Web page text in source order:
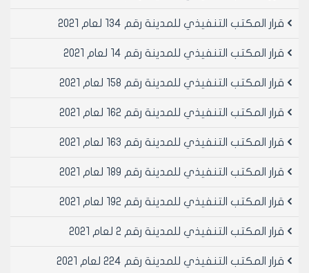
للجمعيات السكنية الواقعة غرب وشمال المحلق وتسعيرة
لتصبح 16000 فقط ستة عشر ألف ليرة سورية.
المنفذة من قبل مؤسسة الإسكان العسكري (منطقة
مادة 3- استناداً للبند رقم /3/ من المادة /13/ للتعليمات
التنفيذية للمرسوم التشريعي رقم /40/ لعام 2012 تحدد
نوع المخالفة التوافق مع نظام البناء عوامل التثقيل
1.مخالفة بناء متوافقة مع نظام البناء المعمول به وقت
(بناء – استكمال بناء...) سكن متوافق 7 5 3
منشآت خدمية متوافق 10 7 5
قرار المكتب التنفيذي للمدينة رقم 134 لعام 2021
قرار المكتب التنفيذي للمدينة رقم 14 لعام 2021
قرار المكتب التنفيذي للمدينة رقم 158 لعام 2021
قرار المكتب التنفيذي للمدينة رقم 162 لعام 2021
قرار المكتب التنفيذي للمدينة رقم 163 لعام 2021
قرار المكتب التنفيذي للمدينة رقم 189 لعام 2021
قرار المكتب التنفيذي للمدينة رقم 192 لعام 2021
قرار المكتب التنفيذي للمدينة رقم 2 لعام 2021
قرار المكتب التنفيذي للمدينة رقم 224 لعام 2021